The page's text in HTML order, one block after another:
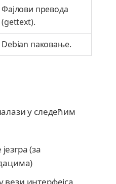
Фајлови превода
(gettext).
Debian паковање.
у следећим
(за